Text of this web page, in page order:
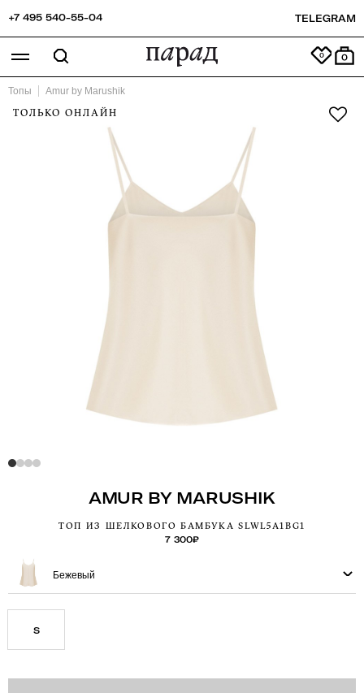
+7 495 540-55-04 TELEGRAM
0
Топы Amur by Marushik
ТОЛЬКО ОНЛАЙН
AMUR BY MARUSHIK
ТОП ИЗ ШЕЛКОВОГО БАМБУКА SLWL5A1BG1
7 300₽
Бежевый
S